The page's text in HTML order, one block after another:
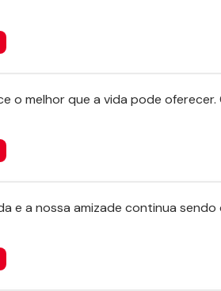
o melhor que a vida pode
e a nossa amizade continua